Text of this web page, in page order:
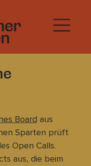
Board aus
Sparten prüft
Open Calls.
aus, die beim